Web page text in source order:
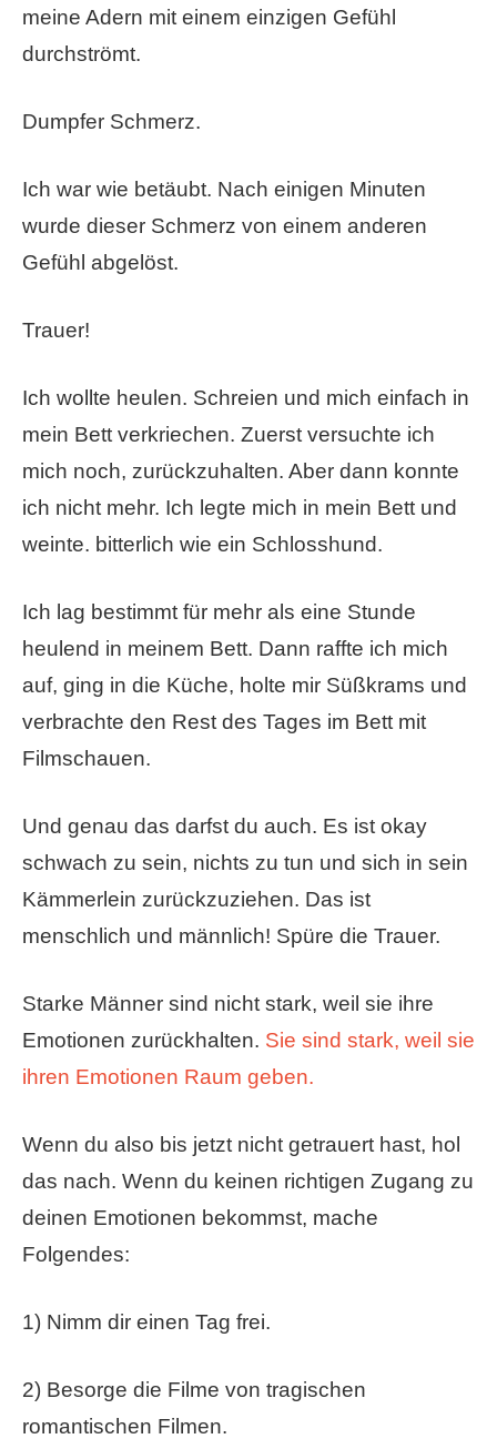
meine Adern mit einem einzigen Gefühl
durchströmt.
Dumpfer Schmerz.
Ich war wie betäubt. Nach einigen Minuten
wurde dieser Schmerz von einem anderen
Gefühl abgelöst.
Trauer!
Ich wollte heulen. Schreien und mich einfach in
mein Bett verkriechen. Zuerst versuchte ich
mich noch, zurückzuhalten. Aber dann konnte
ich nicht mehr. Ich legte mich in mein Bett und
weinte. bitterlich wie ein Schlosshund.
Ich lag bestimmt für mehr als eine Stunde
heulend in meinem Bett. Dann raffte ich mich
auf, ging in die Küche, holte mir Süßkrams und
verbrachte den Rest des Tages im Bett mit
Filmschauen.
Und genau das darfst du auch. Es ist okay
schwach zu sein, nichts zu tun und sich in sein
Kämmerlein zurückzuziehen. Das ist
menschlich und männlich! Spüre die Trauer.
Starke Männer sind nicht stark, weil sie ihre
Emotionen zurückhalten. Sie sind stark, weil sie
ihren Emotionen Raum geben.
Wenn du also bis jetzt nicht getrauert hast, hol
das nach. Wenn du keinen richtigen Zugang zu
deinen Emotionen bekommst, mache
Folgendes:
1) Nimm dir einen Tag frei.
2) Besorge die Filme von tragischen
romantischen Filmen.